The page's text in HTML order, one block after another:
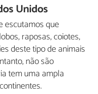
Unidos
escutamos que
raposas, coiotes,
deste tipo de animais
não são
tem uma ampla